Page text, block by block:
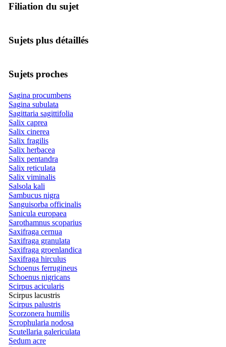
Filiation du sujet
Sujets plus détaillés
Sujets proches
Sagina procumbens
Sagina subulata
Sagittaria sagittifolia
Salix caprea
Salix cinerea
Salix fragilis
Salix herbacea
Salix pentandra
Salix reticulata
Salix viminalis
Salsola kali
Sambucus nigra
Sanguisorba officinalis
Sanicula europaea
Sarothamnus scoparius
Saxifraga cernua
Saxifraga granulata
Saxifraga groenlandica
Saxifraga hirculus
Schoenus ferrugineus
Schoenus nigricans
Scirpus acicularis
Scirpus lacustris
Scirpus palustris
Scorzonera humilis
Scrophularia nodosa
Scutellaria galericulata
Sedum acre